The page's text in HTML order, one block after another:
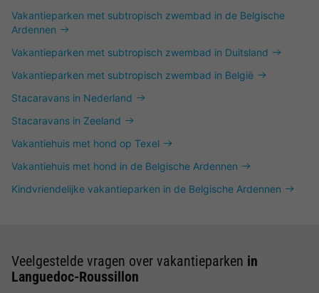
Vakantieparken met subtropisch zwembad in de Belgische
Ardennen
Vakantieparken met subtropisch zwembad in Duitsland
Vakantieparken met subtropisch zwembad in België
Stacaravans in Nederland
Stacaravans in Zeeland
Vakantiehuis met hond op Texel
Vakantiehuis met hond in de Belgische Ardennen
Kindvriendelijke vakantieparken in de Belgische Ardennen
Veelgestelde vragen over vakantieparken in
Languedoc-Roussillon